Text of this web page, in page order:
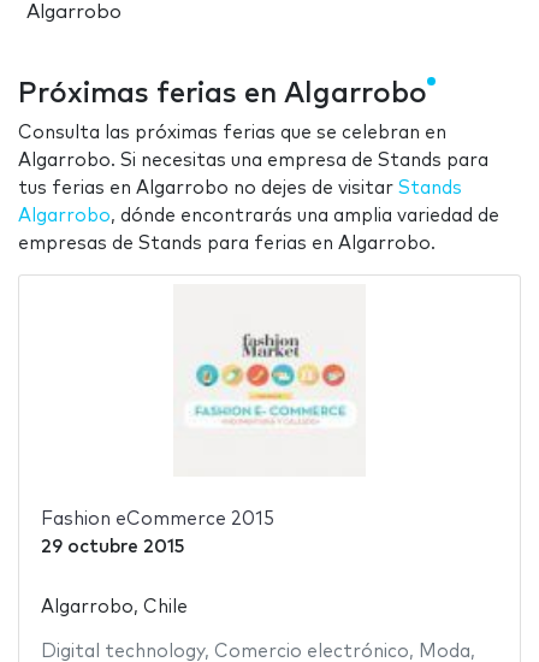
Algarrobo
Próximas ferias en Algarrobo
Consulta las próximas ferias que se celebran en
Algarrobo. Si necesitas una empresa de Stands para
tus ferias en Algarrobo no dejes de visitar Stands
Algarrobo, dónde encontrarás una amplia variedad de
empresas de Stands para ferias en Algarrobo.
Fashion eCommerce 2015
29 octubre 2015
Algarrobo, Chile
Digital technology, Comercio electrónico, Moda,